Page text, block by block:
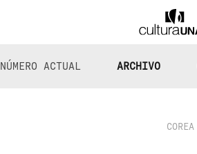
NÚMERO ACTUAL ARCHIVO
COREA